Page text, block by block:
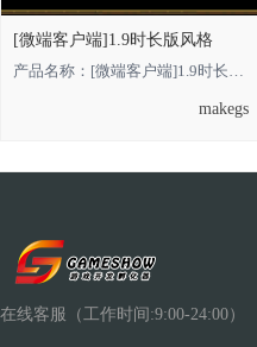
[微端客户端]1.9时长版风格
产品名称：[微端客户端]1.9时长版风格 **** 本内容被作者隐藏 **** **** 本内容被
makegs
在线客服（工作时间:9:00-24:00）